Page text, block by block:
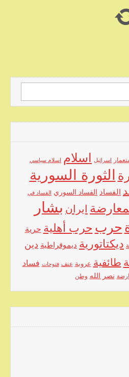
اسرائيل اسلام اسلام سياسي
الثورة السورية
الفساد الفساد السوري الفساد في
ايران بشار
حرب حرب أهلية حرية
ديكتاتورية ديموقراطية دين
طائفية عروبة عنف فتوحات فساد
نصر الله وطن